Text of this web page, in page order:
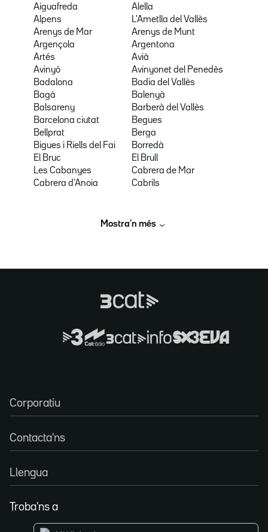
Aiguafreda
Alella
Alpens
L'Ametlla del Vallès
Arenys de Mar
Arenys de Munt
Argençola
Argentona
Artés
Avià
Avinyó
Avinyonet del Penedès
Badalona
Badia del Vallès
Bagà
Balenyà
Balsareny
Barberà del Vallès
Barcelona ciutat
Begues
Bellprat
Berga
Bigues i Riells del Fai
Borredà
El Bruc
El Brull
Les Cabanyes
Cabrera de Mar
Cabrera d'Anoia
Cabrils
Mostra’n més
Corporatiu
Contacta'ns
Llengua
Troba'ns a